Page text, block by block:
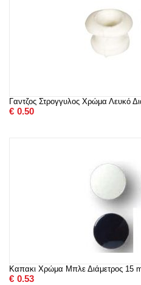
Γαντζος Στρογγυλος Χρώμα Λευκό
€ 0.50
Καπακι Χρώμα Μπλε Διάμετρος 15
€ 0.53